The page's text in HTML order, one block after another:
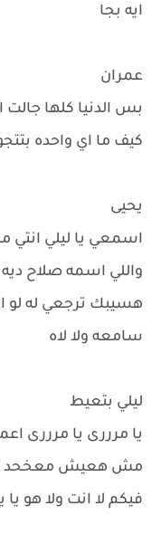
ايه بجا
عمران
بس الدنيا كلها جالت
كيف ما اي واحده
يحيى
اسمعي يا ليلي انتي
واللي اسمه صلاح
هسيبك ترجعي له لو
سامعه ولا لاه
ليلي بتعيط
يا مرررى يا مرررى
مش هعيش معخحد
فيكم لا انت ولا هو يا